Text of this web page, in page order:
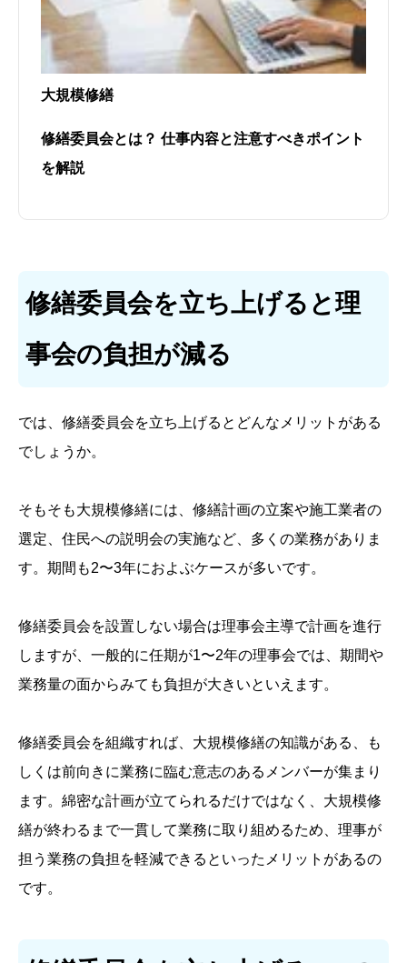
大規模修繕
修繕委員会とは？ 仕事内容と注意すべきポイント
を解説
修繕委員会を立ち上げると理
事会の負担が減る
では、修繕委員会を立ち上げるとどんなメリットがある
でしょうか。
そもそも大規模修繕には、修繕計画の立案や施工業者の
選定、住民への説明会の実施など、多くの業務がありま
す。期間も2〜3年におよぶケースが多いです。
修繕委員会を設置しない場合は理事会主導で計画を進行
しますが、一般的に任期が1〜2年の理事会では、期間や
業務量の面からみても負担が大きいといえます。
修繕委員会を組織すれば、大規模修繕の知識がある、も
しくは前向きに業務に臨む意志のあるメンバーが集まり
ます。綿密な計画が立てられるだけではなく、大規模修
繕が終わるまで一貫して業務に取り組めるため、理事が
担う業務の負担を軽減できるといったメリットがあるの
です。